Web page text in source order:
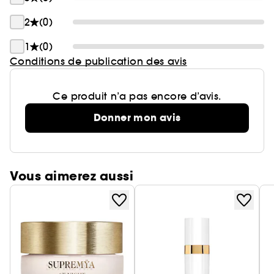
2
(0)
1
(0)
Conditions de publication des avis
Ce produit n’a pas encore d’avis.
Donner mon avis
Vous aimerez aussi